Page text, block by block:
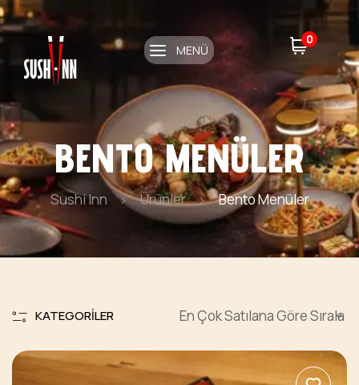
MENÜ
0
BENTO MENÜLER
Sushi Inn Ürünler Bento Menüler
KATEGORILER